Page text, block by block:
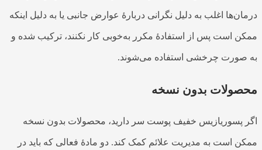
درمان‌ها اغلب به دلیل نگرانی دربارهٔ عوارض جانبی یا به دلیل اینکه
ممکن است پس از استفادهٔ مکرر به‌خوبی کار نکنند، ترکیب شده و
به صورت چرخشی استفاده می‌شوند.
محصولات بدون نسخه
اگر پسوریازیس خفیف پوست سر دارید، محصولات بدون نسخه
ممکن است به مدیریت علائم کمک کند. دو مادهٔ فعالی که باید در